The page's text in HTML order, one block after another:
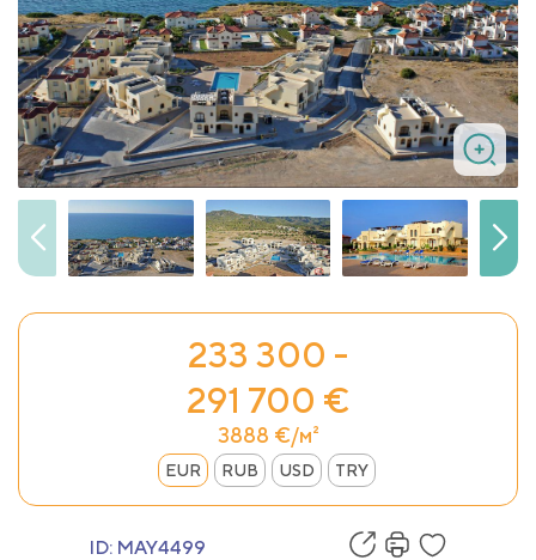
233 300 -
291 700 €
3888 €/м²
EUR RUB USD TRY
ID: MAY4499